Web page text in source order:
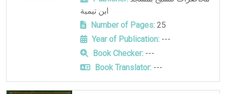
ابن تيمية
Number of Pages:25
Year of Publication:---
Book Checker:---
Book Translator:---